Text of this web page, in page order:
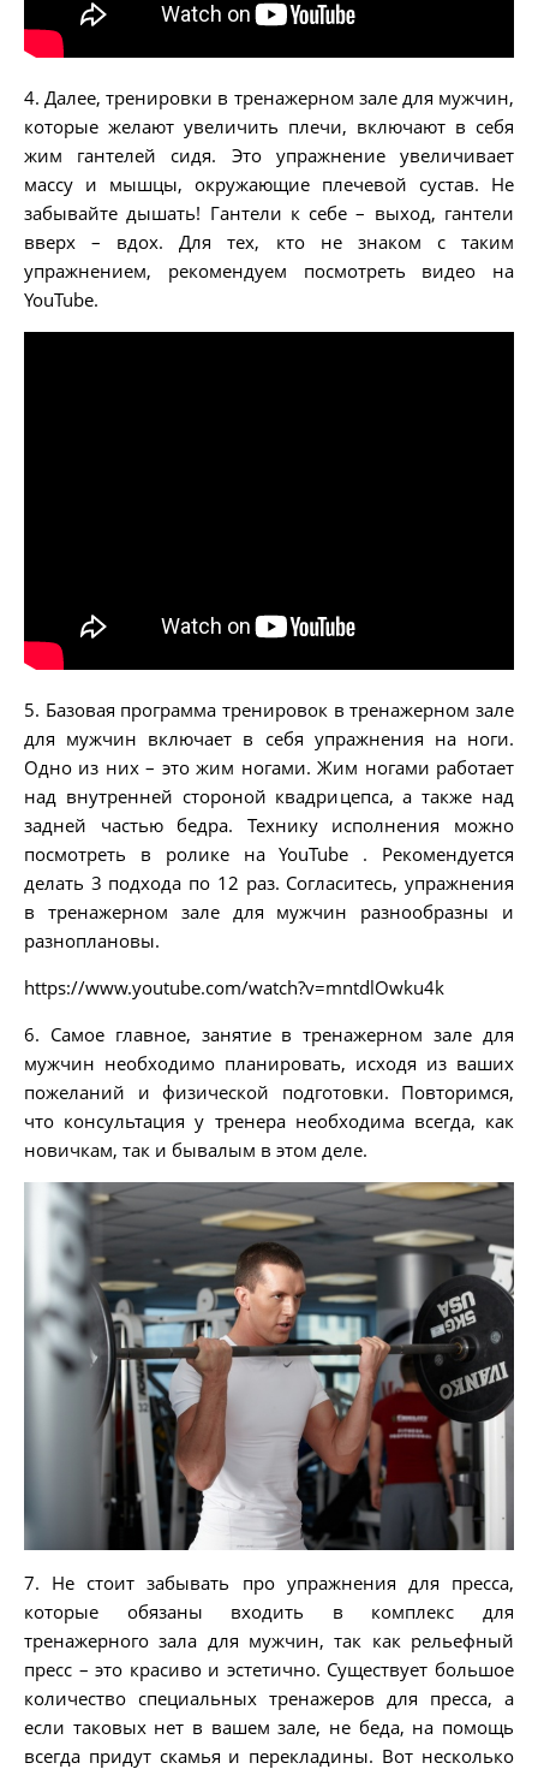
4. Далее, тренировки в тренажерном зале для мужчин,
которые желают увеличить плечи, включают в себя
жим гантелей сидя. Это упражнение увеличивает
массу и мышцы, окружающие плечевой сустав. Не
забывайте дышать! Гантели к себе – выход, гантели
вверх – вдох. Для тех, кто не знаком с таким
упражнением, рекомендуем посмотреть видео на
YouTube.
5. Базовая программа тренировок в тренажерном зале
для мужчин включает в себя упражнения на ноги.
Одно из них – это жим ногами. Жим ногами работает
над внутренней стороной квадрицепса, а также над
задней частью бедра. Технику исполнения можно
посмотреть в ролике на YouTube . Рекомендуется
делать 3 подхода по 12 раз. Согласитесь, упражнения
в тренажерном зале для мужчин разнообразны и
разноплановы.
https://www.youtube.com/watch?v=mntdlOwku4k
6. Самое главное, занятие в тренажерном зале для
мужчин необходимо планировать, исходя из ваших
пожеланий и физической подготовки. Повторимся,
что консультация у тренера необходима всегда, как
новичкам, так и бывалым в этом деле.
7. Не стоит забывать про упражнения для пресса,
которые обязаны входить в комплекс для
тренажерного зала для мужчин, так как рельефный
пресс – это красиво и эстетично. Существует большое
количество специальных тренажеров для пресса, а
если таковых нет в вашем зале, не беда, на помощь
всегда придут скамья и перекладины. Вот несколько